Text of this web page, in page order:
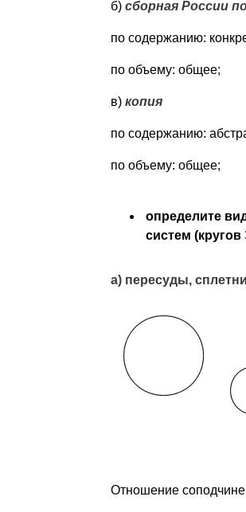
б) сборная России
по содержанию:
по объему: общее;
в) копия
по содержанию:
по объему: общее;
определите
систем (кругов
а) пересуды,
Отношение